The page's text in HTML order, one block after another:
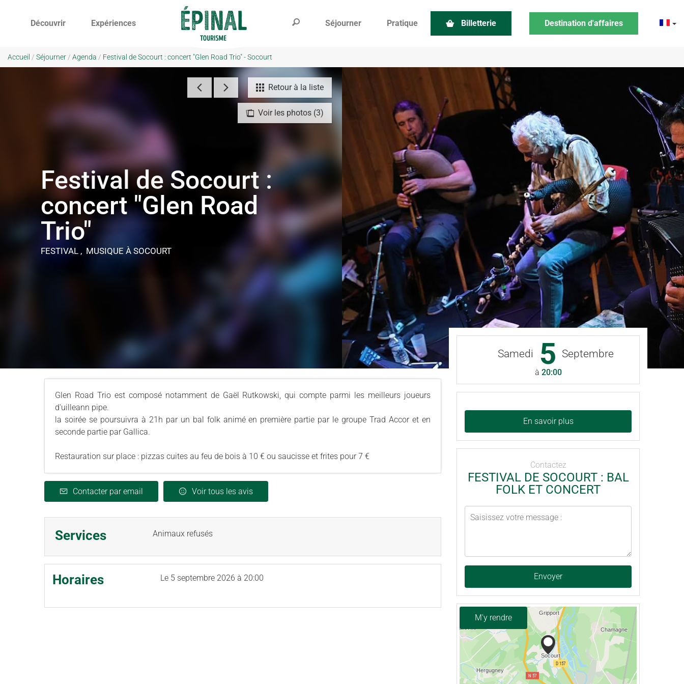
Découvrir Expériences Séjourner Pratique Billetterie Destination d'affaires
Accueil / Séjourner / Agenda / Festival de Socourt : concert "Glen Road Trio" - Socourt
Retour à la liste
Voir les photos (3)
Festival de Socourt :
concert "Glen Road
Trio"
FESTIVAL , MUSIQUE À SOCOURT
Glen Road Trio est composé notamment de Gaël Rutkowski, qui compte parmi les meilleurs joueurs
d'uilleann pipe.
la soirée se poursuivra à 21h par un bal folk animé en première partie par le groupe Trad Accor et en
seconde partie par Gallica.
Restauration sur place : pizzas cuites au feu de bois à 10 € ou saucisse et frites pour 7 €
Contacter par email Voir tous les avis
Services Animaux refusés
Horaires Le 5 septembre 2026 à 20:00
Samedi 5 Septembre
à 20:00
En savoir plus
Contactez
FESTIVAL DE SOCOURT : BAL
FOLK ET CONCERT
Envoyer
M'y rendre